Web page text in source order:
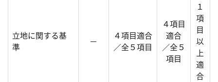
立地に関する基
準
－
４項目適合
／全５項目
４項目
適合
／全５
項目
１
項
目
以
上
適
合